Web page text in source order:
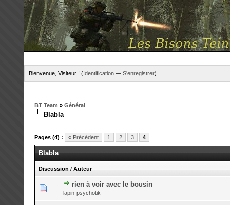
Bienvenue, Visiteur ! (Identification— S'enregistrer)
BT Team » Général
Blabla
Pages (4) : « Précédent 1 2 3 4
Blabla
Discussion / Auteur
rien à voir avec le bousin
lapin-psychotik
0 Votes - 0 sur 5 en moyenne
12 345